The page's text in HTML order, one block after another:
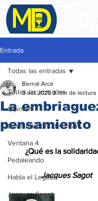
Entrada
Todas las entradas
Opinión
La ultima hora del Team
Ventana 4
Pedaleando
Habla el Legado
Jacques Sagot
Todas las entradas
La
pensamiento
Bernal Arce
3 oct 2025 3 min de lectura
¿Qué es la
                Jacques Sagot